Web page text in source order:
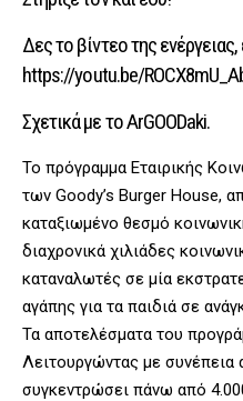
Δες το βίντεο της
https://youtu.be/
Σχετικά με το ArGOODaki.
Το πρόγραμμα Εταιρικής
των Goody’s Burger House,
καταξιωμένο θεσμό
διαχρονικά χιλιάδες
καταναλωτές σε μία
αγάπης για τα παιδιά σε
Τα αποτελέσματα του
Λειτουργώντας με συνέπεια
συγκεντρώσει πάνω από